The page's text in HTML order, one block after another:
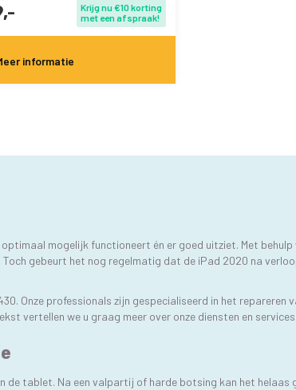
Krijg nu €10 korting
met een afspraak!
informatie
mogelijk functioneert én er goed uitziet. Met behulp
gebeurt het nog regelmatig dat de iPad 2020 na
Onze professionals zijn gespecialiseerd in het repareren
vertellen we u graag meer over onze diensten en services.
de tablet. Na een valpartij of harde botsing kan het helaas